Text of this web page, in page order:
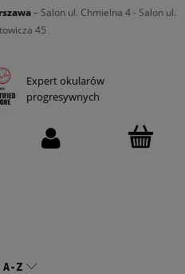
– Salon ul. Chmielna 4 - Salon ul.
45
Expert okularów
progresywnych
A-Z